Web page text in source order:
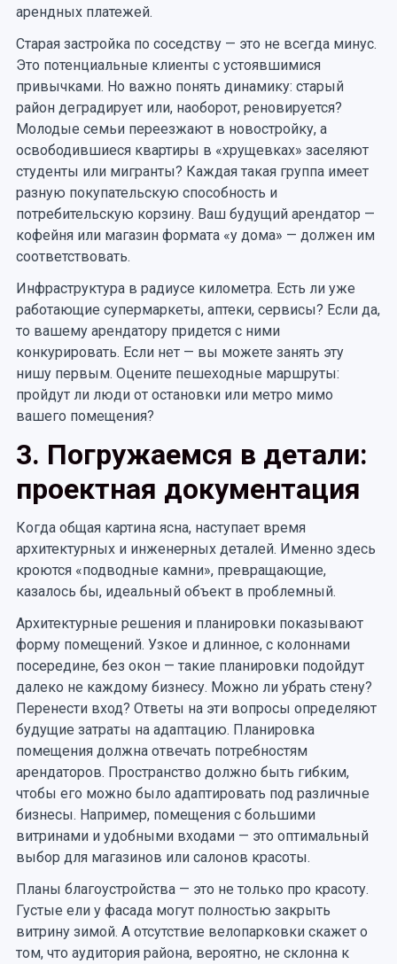
арендных платежей.
Старая застройка по соседству — это не всегда минус.
Это потенциальные клиенты с устоявшимися
привычками. Но важно понять динамику: старый
район деградирует или, наоборот, реновируется?
Молодые семьи переезжают в новостройку, а
освободившиеся квартиры в «хрущевках» заселяют
студенты или мигранты? Каждая такая группа имеет
разную покупательскую способность и
потребительскую корзину. Ваш будущий арендатор —
кофейня или магазин формата «у дома» — должен им
соответствовать.
Инфраструктура в радиусе километра. Есть ли уже
работающие супермаркеты, аптеки, сервисы? Если да,
то вашему арендатору придется с ними
конкурировать. Если нет — вы можете занять эту
нишу первым. Оцените пешеходные маршруты:
пройдут ли люди от остановки или метро мимо
вашего помещения?
3. Погружаемся в детали:
проектная документация
Когда общая картина ясна, наступает время
архитектурных и инженерных деталей. Именно здесь
кроются «подводные камни», превращающие,
казалось бы, идеальный объект в проблемный.
Архитектурные решения и планировки показывают
форму помещений. Узкое и длинное, с колоннами
посередине, без окон — такие планировки подойдут
далеко не каждому бизнесу. Можно ли убрать стену?
Перенести вход? Ответы на эти вопросы определяют
будущие затраты на адаптацию. Планировка
помещения должна отвечать потребностям
арендаторов. Пространство должно быть гибким,
чтобы его можно было адаптировать под различные
бизнесы. Например, помещения с большими
витринами и удобными входами — это оптимальный
выбор для магазинов или салонов красоты.
Планы благоустройства — это не только про красоту.
Густые ели у фасада могут полностью закрыть
витрину зимой. А отсутствие велопарковки скажет о
том, что аудитория района, вероятно, не склонна к